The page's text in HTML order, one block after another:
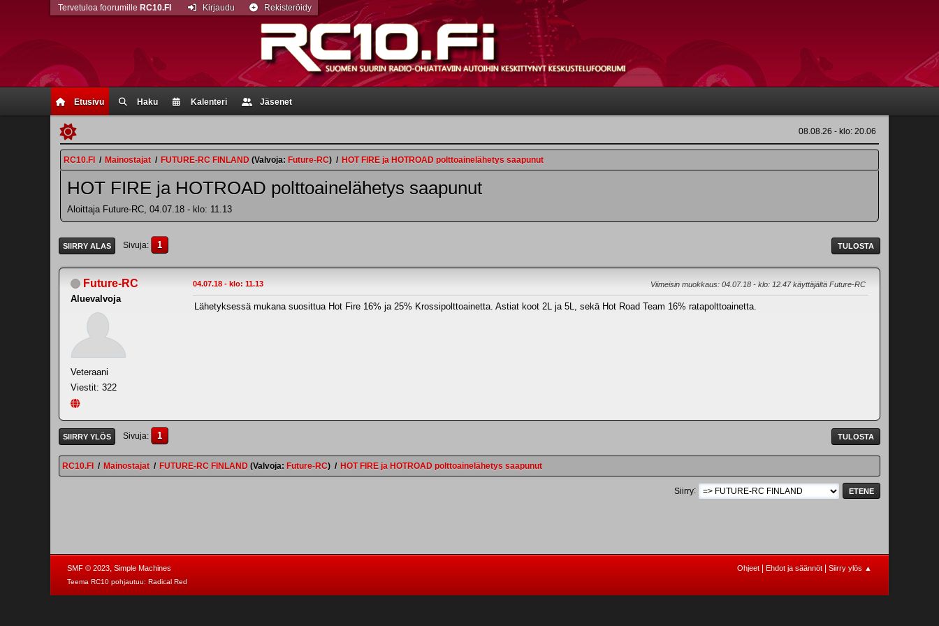
Etusivu Haku Kalenteri Jäsenet
Tervetuloa foorumille RC10.FI Kirjaudu Rekisteröidy
08.08.26 - klo: 20.06
RC10.FI / Mainostajat / FUTURE-RC FINLAND (Valvoja: Future-RC) / HOT FIRE ja HOTROAD polttoainelähetys saapunut
HOT FIRE ja HOTROAD polttoainelähetys saapunut
Aloittaja Future-RC, 04.07.18 - klo: 11.13
TULOSTA
SIIRRY ALAS Sivuja 1
Future-RC
Aluevalvoja
Veteraani
Viestit: 322
04.07.18 - klo: 11.13 Viimeisin muokkaus: 04.07.18 - klo: 12.47 käyttäjältä Future-RC
Lähetyksessä mukana suosittua Hot Fire 16% ja 25% Krossipolttoainetta. Astiat koot 2L ja 5L, sekä Hot Road Team 16% ratapolttoainetta.
TULOSTA
SIIRRY YLÖS Sivuja 1
RC10.FI / Mainostajat / FUTURE-RC FINLAND (Valvoja: Future-RC) / HOT FIRE ja HOTROAD polttoainelähetys saapunut
Siirry
Ohjeet | Ehdot ja säännöt | Siirry ylös ▲
SMF © 2023, Simple Machines
Teema RC10 pohjautuu: Radical Red